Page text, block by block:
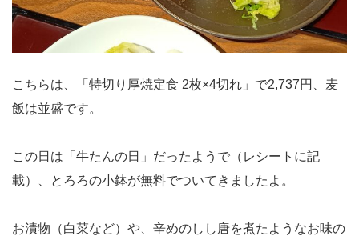
こちらは、「特切り厚焼定食 2枚×4切れ」で2,737円、麦
飯は並盛です。
この日は「牛たんの日」だったようで（レシートに記
載）、とろろの小鉢が無料でついてきましたよ。
お漬物（白菜など）や、辛めのしし唐を煮たようなお味の